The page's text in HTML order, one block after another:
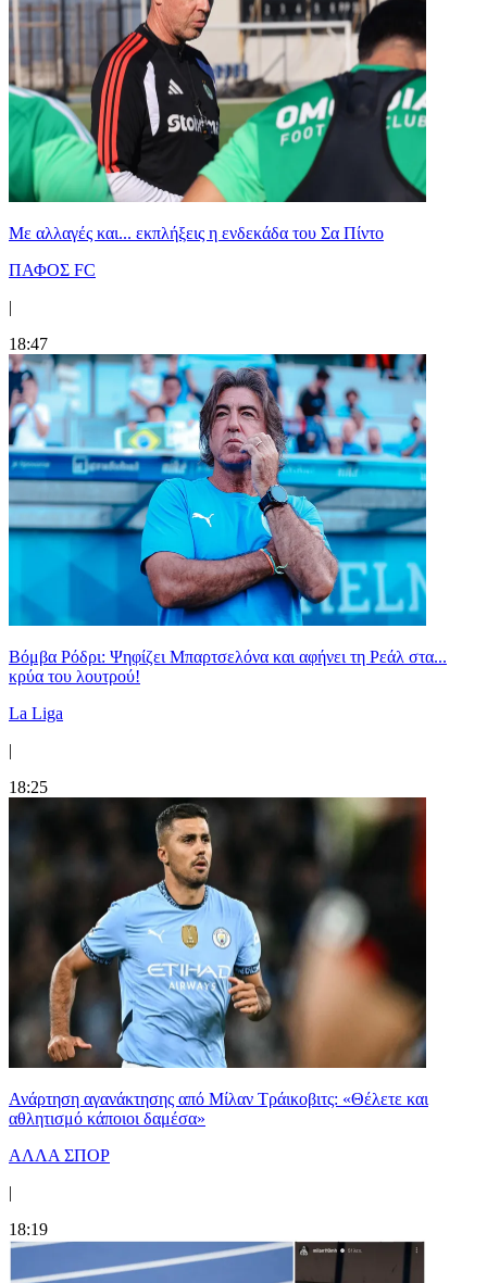
Με αλλαγές και... εκπλήξεις η ενδεκάδα του Σα Πίντο
ΠΑΦΟΣ FC
|
18:47
Βόμβα Ρόδρι: Ψηφίζει Μπαρτσελόνα και αφήνει τη Ρεάλ στα...
κρύα του λουτρού!
La Liga
|
18:25
Ανάρτηση αγανάκτησης από Μίλαν Τράικοβιτς: «Θέλετε και
αθλητισμό κάποιοι δαμέσα»
ΑΛΛΑ ΣΠΟΡ
|
18:19